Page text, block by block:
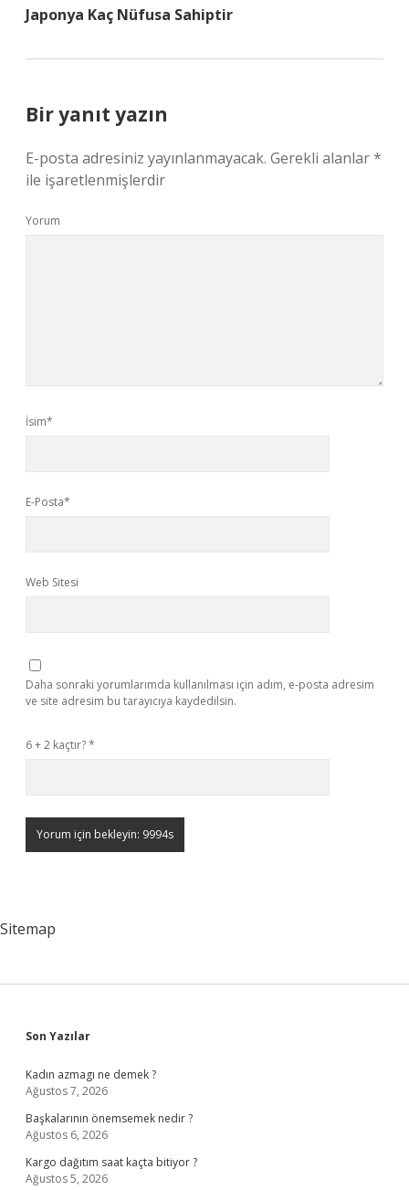
Japonya Kaç Nüfusa Sahiptir
Bir yanıt yazın
E-posta adresiniz yayınlanmayacak. Gerekli alanlar*
ile işaretlenmişlerdir
Yorum
İsim*
E-Posta*
Web Sitesi
Daha sonraki yorumlarımda kullanılması için adım, e-posta adresim
ve site adresim bu tarayıcıya kaydedilsin.
6 + 2 kaçtır?*
Sitemap
Sidebar
Son Yazılar
Kadın azmagı ne demek ?
Ağustos 7, 2026
Başkalarının önemsemek nedir ?
Ağustos 6, 2026
Kargo dağıtım saat kaçta bitiyor ?
Ağustos 5, 2026